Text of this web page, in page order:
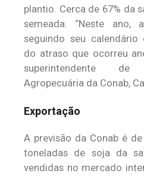
plantio. Cerca de 67% da
semeada. “Neste ano,
seguindo seu calendário
do atraso que ocorreu
superintendente
Agropecuária da Conab,
Exportação
A previsão da Conab é
toneladas de soja da
vendidas no mercado